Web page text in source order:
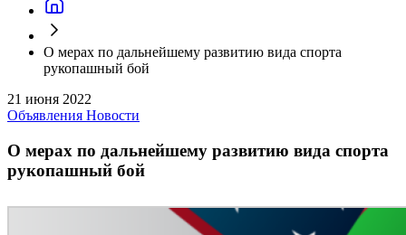
О мерах по дальнейшему развитию вида спорта
рукопашный бой
21 июня 2022
Объявления Новости
О мерах по дальнейшему развитию вида спорта
рукопашный бой